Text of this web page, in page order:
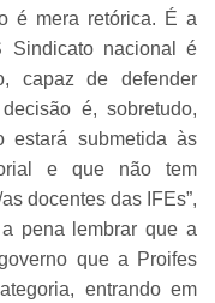
é mera retórica. É a
Sindicato nacional é
capaz de defender
é, sobretudo,
estará submetida às
e que não tem
docentes das IFEs”,
pena lembrar que a
que a Proifes
entrando em